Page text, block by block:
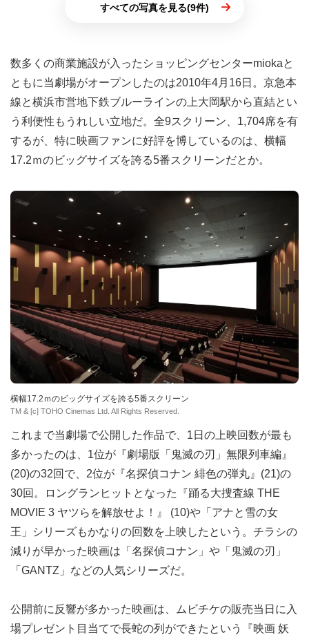
すべての写真を見る(9件)
数多くの商業施設が入ったショッピングセンターmiokaと
ともに当劇場がオープンしたのは2010年4月16日。京急本
線と横浜市営地下鉄ブルーラインの上大岡駅から直結とい
う利便性もうれしい立地だ。全9スクリーン、1,704席を有
するが、特に映画ファンに好評を博しているのは、横幅
17.2ｍのビッグサイズを誇る5番スクリーンだとか。
横幅17.2ｍのビッグサイズを誇る5番スクリーン
TM & [c] TOHO Cinemas Ltd. All Rights Reserved.
これまで当劇場で公開した作品で、1日の上映回数が最も
多かったのは、1位が『劇場版「鬼滅の刃」無限列車編』
(20)の32回で、2位が『名探偵コナン 緋色の弾丸』(21)の
30回。ロングランヒットとなった『踊る大捜査線 THE
MOVIE 3 ヤツらを解放せよ！』 (10)や「アナと雪の女
王」シリーズもかなりの回数を上映したという。チラシの
減りが早かった映画は「名探偵コナン」や「鬼滅の刃」
「GANTZ」などの人気シリーズだ。
公開前に反響が多かった映画は、ムビチケの販売当日に入
場プレゼント目当てで長蛇の列ができたという『映画 妖